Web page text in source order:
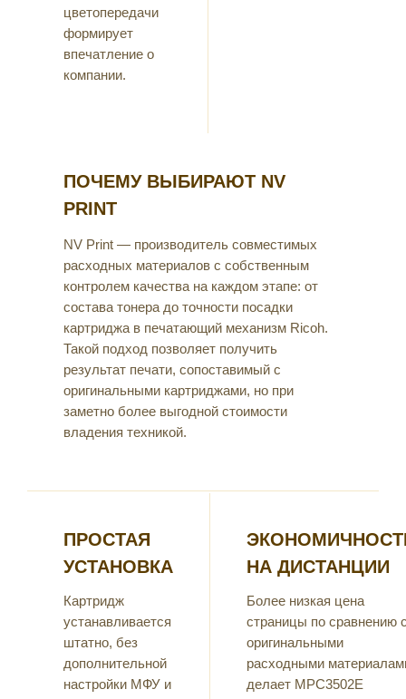
цветопередачи
формирует
впечатление о
компании.
ПОЧЕМУ ВЫБИРАЮТ NV
PRINT
NV Print — производитель совместимых
расходных материалов с собственным
контролем качества на каждом этапе: от
состава тонера до точности посадки
картриджа в печатающий механизм Ricoh.
Такой подход позволяет получить
результат печати, сопоставимый с
оригинальными картриджами, но при
заметно более выгодной стоимости
владения техникой.
ПРОСТАЯ
УСТАНОВКА
Картридж
устанавливается
штатно, без
дополнительной
настройки МФУ и
НА ДИСТАНЦИИ
Более низкая цена
страницы по сравнению
оригинальными
расходными
делает MPC3502E